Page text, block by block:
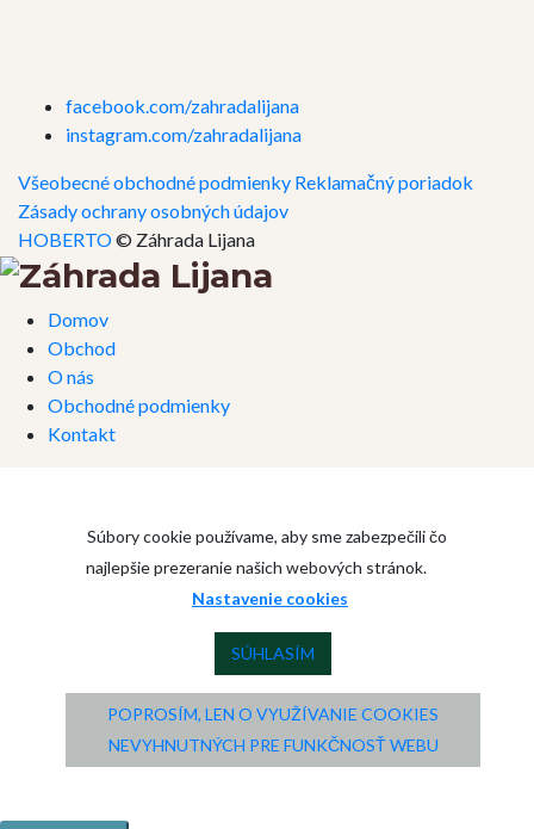
facebook.com/zahradalijana
instagram.com/zahradalijana
Všeobecné obchodné podmienky Reklamačný poriadok
Zásady ochrany osobných údajov
HOBERTO© Záhrada Lijana
Domov
Obchod
O nás
Obchodné podmienky
Kontakt
Súbory cookie používame, aby sme zabezpečili čo
najlepšie prezeranie našich webových stránok.
Nastavenie cookies
SÚHLASÍM
POPROSÍM, LEN O VYUŽÍVANIE COOKIES
NEVYHNUTNÝCH PRE FUNKČNOSŤ WEBU